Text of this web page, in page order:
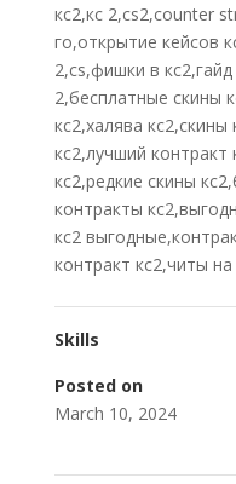
кс2,кс 2,cs2,counter
го,открытие кейсов
2,cs,фишки в
2,бесплатные скины
кс2,халява
кс2,лучший контракт
кс2,редкие скины
контракты
кс2
контракт кс2,читы на
Skills
Posted on
March 10, 2024